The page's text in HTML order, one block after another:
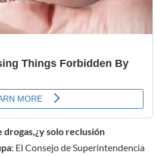
drogas,¿y solo reclusión
: El Consejo de Superintendencia